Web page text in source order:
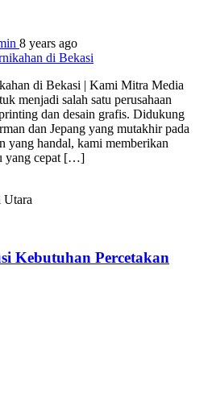
8 years ago
di Bekasi | Kami Mitra Media
menjadi salah satu perusahaan
dan desain grafis. Didukung
dan Jepang yang mutakhir pada
yang handal, kami memberikan
yang cepat […]
Kebutuhan Percetakan